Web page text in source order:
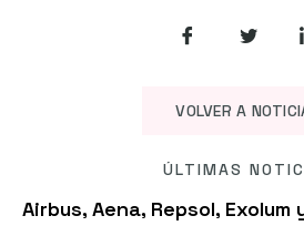
VOLVER A
ÚLTIMAS
Airbus, Aena, Repsol,